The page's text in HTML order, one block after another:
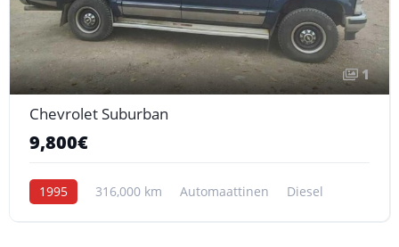
1
Chevrolet Suburban
9,800€
1995 316,000 km Automaattinen Diesel